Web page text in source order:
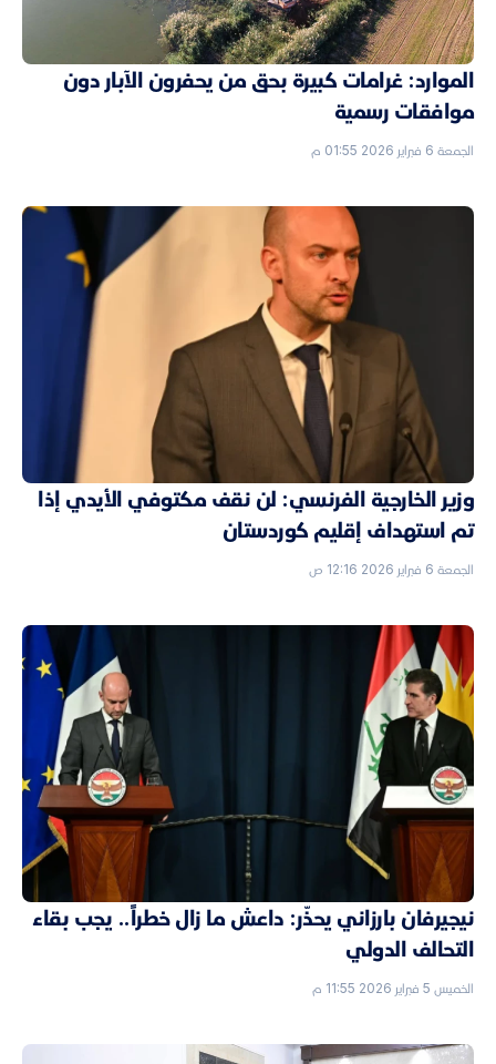
الموارد: غرامات كبيرة بحق من يحفرون الآبار دون
موافقات رسمية
الجمعة 6 فبراير 2026 01:55 م
وزير الخارجية الفرنسي: لن نقف مكتوفي الأيدي إذا
تم استهداف إقليم كوردستان
الجمعة 6 فبراير 2026 12:16 ص
نيجيرفان بارزاني يحذّر: داعش ما زال خطراً.. يجب بقاء
التحالف الدولي
الخميس 5 فبراير 2026 11:55 م